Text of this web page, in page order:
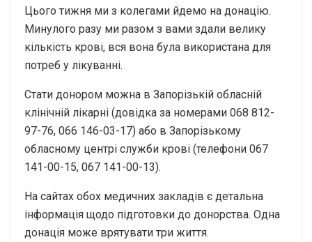
Цього тижня ми з колегами йдемо на донацію.
Минулого разу ми разом з вами здали велику
кількість крові, вся вона була використана для
потреб у лікуванні.
Стати донором можна в Запорізькій обласній
клінічній лікарні (довідка за номерами 068 812-
97-76, 066 146-03-17) або в Запорізькому
обласному центрі служби крові (телефони 067
141-00-15, 067 141-00-13).
На сайтах обох медичних закладів є детальна
інформація щодо підготовки до донорства. Одна
донація може врятувати три життя.